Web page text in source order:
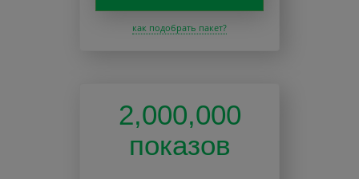
как подобрать пакет?
2,000,000
показов